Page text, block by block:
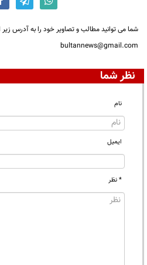
شما می توانید مطالب و تصاویر خود را به آدرس زیر
bultannews@gmail.com
نظر شما
نام
ایمیل
* نظر